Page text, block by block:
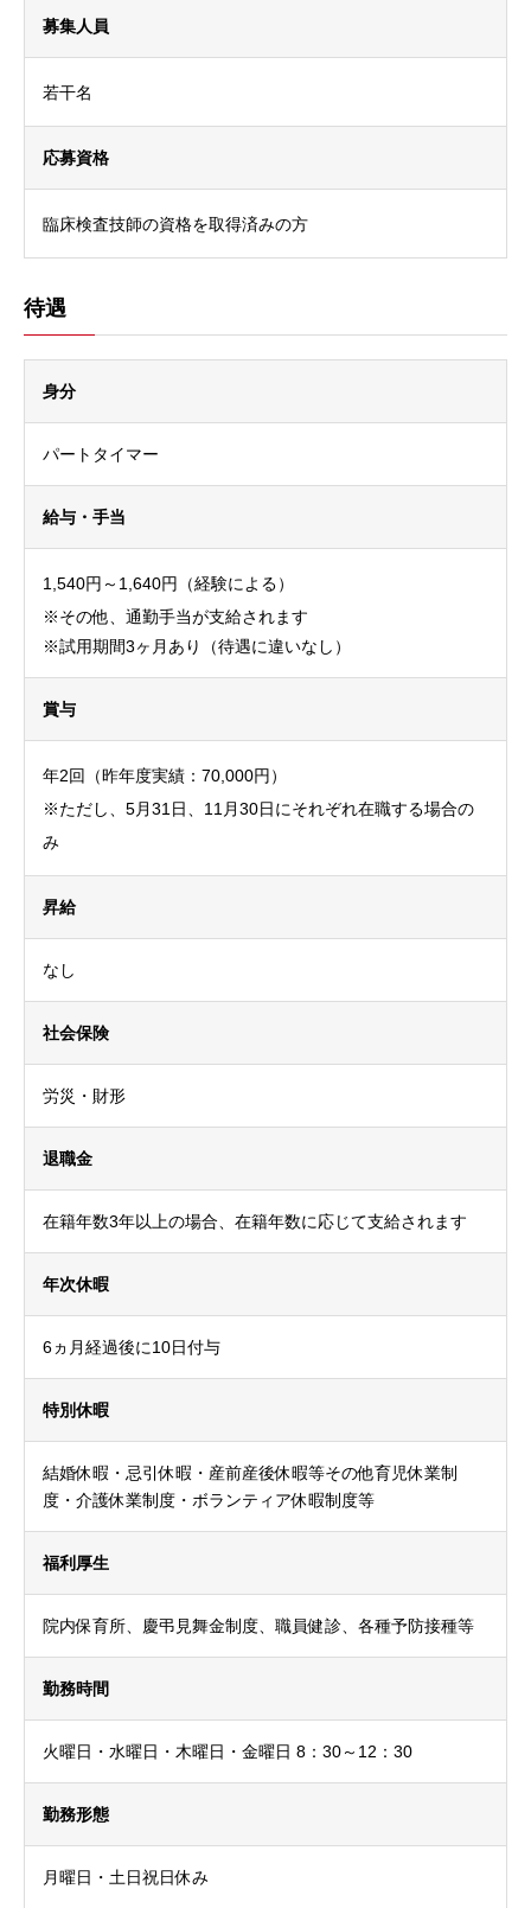
募集人員
若干名
応募資格
臨床検査技師の資格を取得済みの方
待遇
身分
パートタイマー
給与・手当
1,540円～1,640円（経験による）
※その他、通勤手当が支給されます
※試用期間3ヶ月あり（待遇に違いなし）
賞与
年2回（昨年度実績：70,000円）
※ただし、5月31日、11月30日にそれぞれ在職する場合の
み
昇給
なし
社会保険
労災・財形
退職金
在籍年数3年以上の場合、在籍年数に応じて支給されます
年次休暇
6ヵ月経過後に10日付与
特別休暇
結婚休暇・忌引休暇・産前産後休暇等その他育児休業制
度・介護休業制度・ボランティア休暇制度等
福利厚生
院内保育所、慶弔見舞金制度、職員健診、各種予防接種等
勤務時間
火曜日・水曜日・木曜日・金曜日 8：30～12：30
勤務形態
月曜日・土日祝日休み